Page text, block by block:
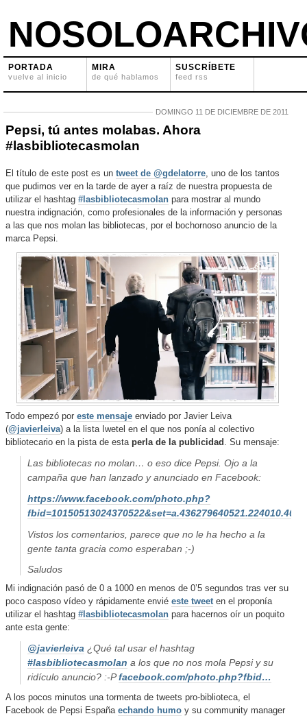
PORTADA
vuelve al inicio
MIRA
de qué hablamos
SUSCRÍBETE
feed rss
DOMINGO 11 DE DICIEMBRE DE 2011
Pepsi, tú antes molabas. Ahora
#lasbibliotecasmolan
El título de este post es un tweet de @gdelatorre, uno de los tantos
que pudimos ver en la tarde de ayer a raíz de nuestra propuesta de
utilizar el hashtag #lasbibliotecasmolan para mostrar al mundo
nuestra indignación, como profesionales de la información y personas
a las que nos molan las bibliotecas, por el bochornoso anuncio de la
marca Pepsi.
Todo empezó por este mensaje enviado por Javier Leiva
(@javierleiva) a la lista Iwetel en el que nos ponía al colectivo
bibliotecario en la pista de esta perla de la publicidad . Su mensaje:
Las bibliotecas no molan… o eso dice Pepsi. Ojo a la
campaña que han lanzado y anunciado en Facebook:
https://www.facebook.com/photo.php?
Vistos los comentarios, parece que no le ha hecho a la
gente tanta gracia como esperaban ;-)
Saludos
Mi indignación pasó de 0 a 1000 en menos de 0’5 segundos tras ver su
poco casposo vídeo y rápidamente envié este tweeten el proponía
utilizar el hashtag #lasbibliotecasmolan para hacernos oír un poquito
ante esta gente:
@javierleiva ¿Qué tal usar el hashtag
#lasbibliotecasmolan a los que no nos mola Pepsi y su
ridículo anuncio? :-Pfacebook.com/photo.php?fbid…
A los pocos minutos una tormenta de tweets pro-biblioteca, el
Facebook de Pepsi España echando humo y su community manager